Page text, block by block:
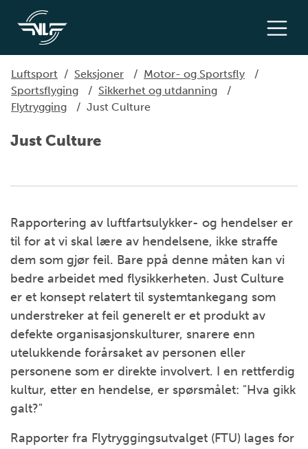
Luftsport / Seksjoner / Motor- og Sportsfly
/
Sportsflyging
/ Sikkerhet og utdanning
/
Flytrygging
/ Just Culture
Just Culture
Rapportering av luftfartsulykker- og hendelser er
til for at vi skal lære av hendelsene, ikke straffe
dem som gjør feil. Bare ppå denne måten kan vi
bedre arbeidet med flysikkerheten. Just Culture
er et konsept relatert til systemtankegang som
understreker at feil generelt er et produkt av
defekte organisasjonskulturer, snarere enn
utelukkende forårsaket av personen eller
personene som er direkte involvert. I en rettferdig
kultur, etter en hendelse, er spørsmålet: "Hva gikk
galt?"
Rapporter fra Flytryggingsutvalget (FTU) lages for